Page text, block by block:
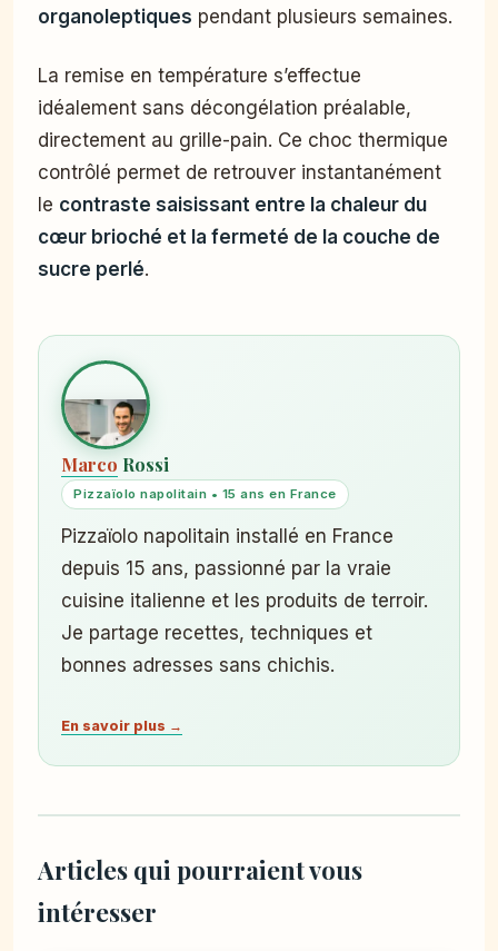
organoleptiques pendant plusieurs semaines.
La remise en température s’effectue
idéalement sans décongélation préalable,
directement au grille-pain. Ce choc thermique
contrôlé permet de retrouver instantanément
le contraste saisissant entre la chaleur du
cœur brioché et la fermeté de la couche de
sucre perlé.
Marco Rossi
Pizzaïolo napolitain • 15 ans en France
Pizzaïolo napolitain installé en France
depuis 15 ans, passionné par la vraie
cuisine italienne et les produits de terroir.
Je partage recettes, techniques et
bonnes adresses sans chichis.
En savoir plus →
Articles qui pourraient vous
intéresser